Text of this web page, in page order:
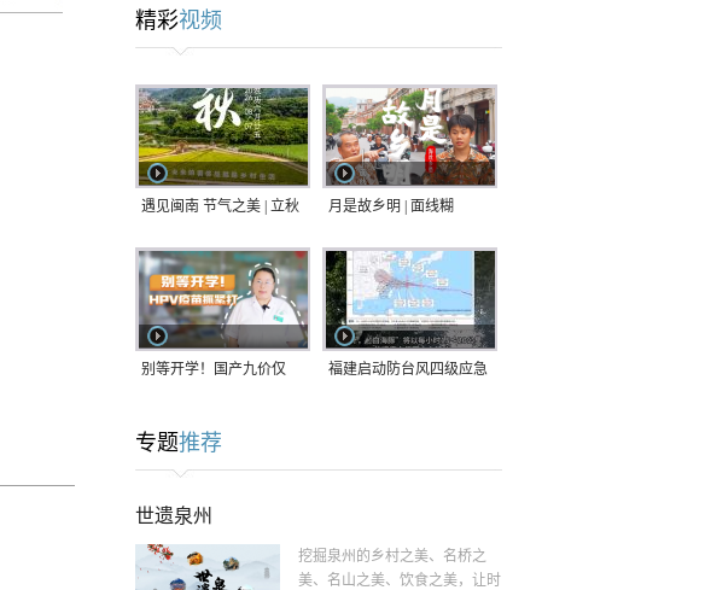
乱子草盛放
精彩视频
遇见闽南 节气之美 | 立秋 月是故乡明 | 面线糊
别等开学！国产九价仅
紧打
福建启动防台风四级应急
专题推荐
世遗泉州
挖掘泉州的乡村之美、名桥之
美、名山之美、饮食之美，让时